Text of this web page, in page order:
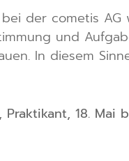
bei der cometis
und
In diesem
18. Mai